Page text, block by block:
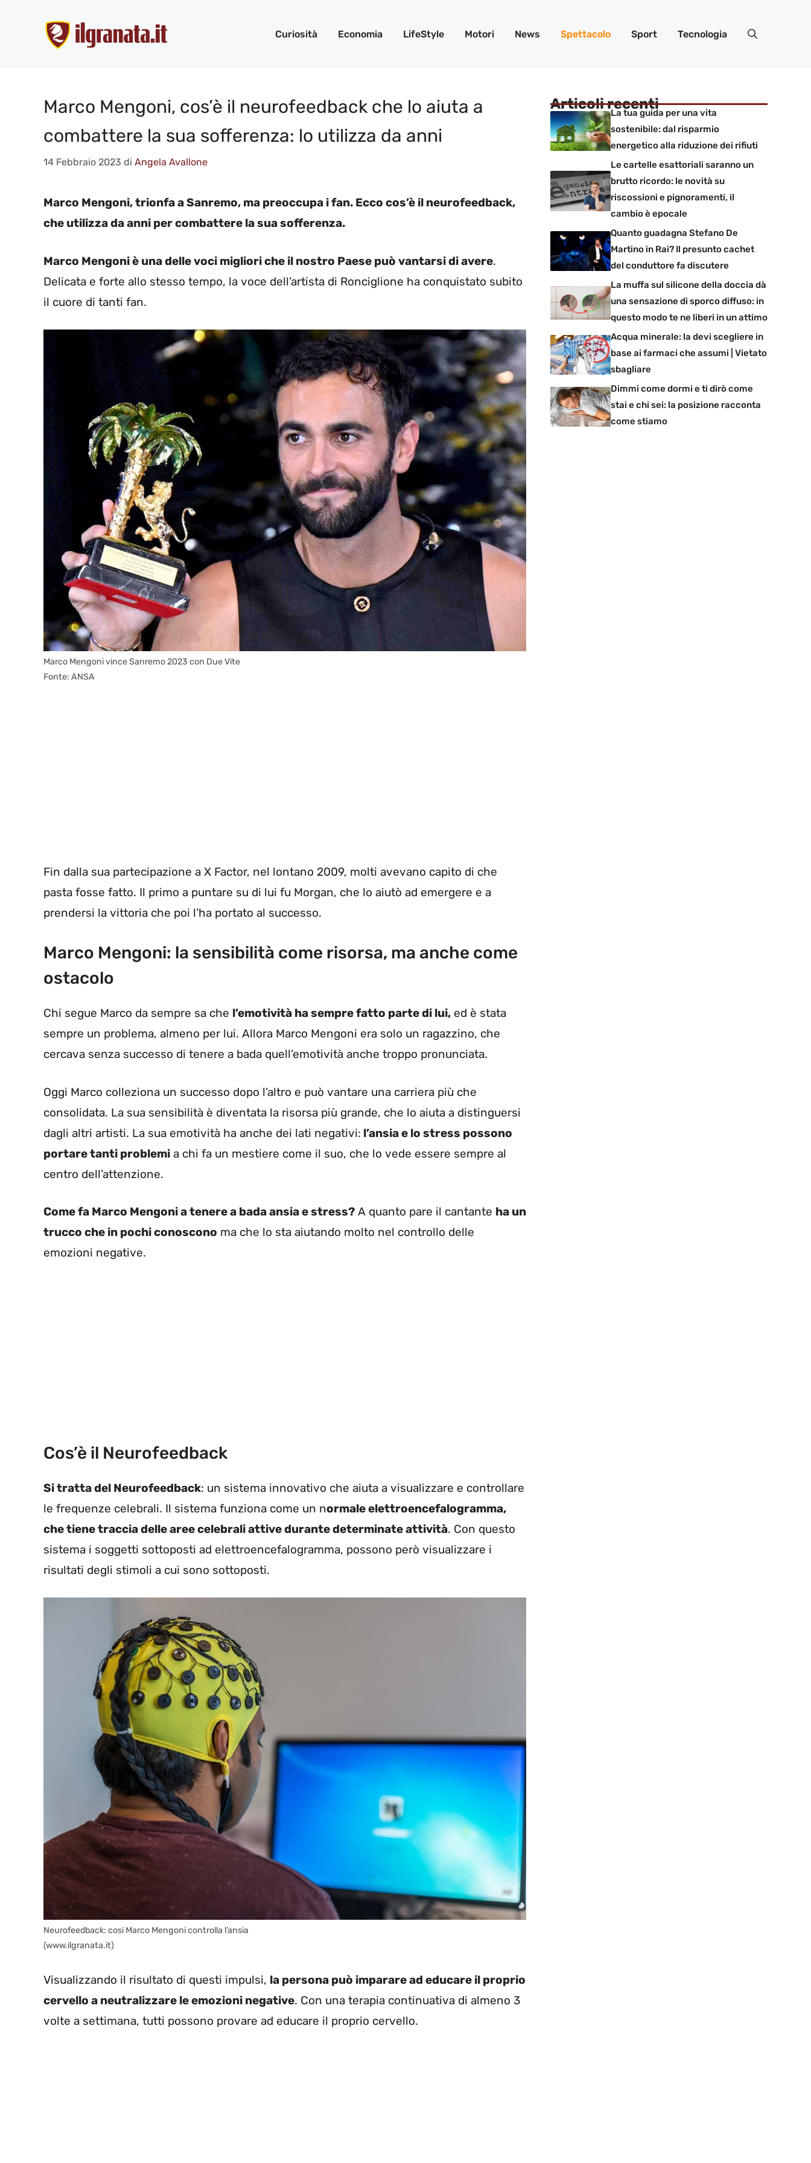
contenuto
Curiosità Economia LifeStyle Motori News Spettacolo Sport Tecnologia
Marco Mengoni, cos’è il neurofeedback che lo aiuta a
combattere la sua sofferenza: lo utilizza da anni
14 Febbraio 2023 di Angela Avallone
Marco Mengoni, trionfa a Sanremo, ma preoccupa i fan. Ecco cos’è il neurofeedback,
che utilizza da anni per combattere la sua sofferenza.
Marco Mengoni è una delle voci migliori che il nostro Paese può vantarsi di avere.
Delicata e forte allo stesso tempo, la voce dell’artista di Ronciglione ha conquistato subito
il cuore di tanti fan.
Marco Mengoni vince Sanremo 2023 con Due Vite
Fonte: ANSA
Fin dalla sua partecipazione a X Factor, nel lontano 2009, molti avevano capito di che
pasta fosse fatto. Il primo a puntare su di lui fu Morgan, che lo aiutò ad emergere e a
prendersi la vittoria che poi l’ha portato al successo.
Marco Mengoni: la sensibilità come risorsa, ma anche come
ostacolo
Chi segue Marco da sempre sa che l’emotività ha sempre fatto parte di lui, ed è stata
sempre un problema, almeno per lui. Allora Marco Mengoni era solo un ragazzino, che
cercava senza successo di tenere a bada quell’emotività anche troppo pronunciata.
Oggi Marco colleziona un successo dopo l’altro e può vantare una carriera più che
consolidata. La sua sensibilità è diventata la risorsa più grande, che lo aiuta a distinguersi
dagli altri artisti. La sua emotività ha anche dei lati negativi: l’ansia e lo stress possono
portare tanti problemi a chi fa un mestiere come il suo, che lo vede essere sempre al
centro dell’attenzione.
Come fa Marco Mengoni a tenere a bada ansia e stress? A quanto pare il cantante ha un
trucco che in pochi conoscono ma che lo sta aiutando molto nel controllo delle
emozioni negative.
Cos’è il Neurofeedback
Si tratta del Neurofeedback: un sistema innovativo che aiuta a visualizzare e controllare
le frequenze celebrali. Il sistema funziona come un normale elettroencefalogramma,
che tiene traccia delle aree celebrali attive durante determinate attività. Con questo
sistema i soggetti sottoposti ad elettroencefalogramma, possono però visualizzare i
risultati degli stimoli a cui sono sottoposti.
Neurofeedback: cosi Marco Mengoni controlla l’ansia
(www.ilgranata.it)
Visualizzando il risultato di questi impulsi, la persona può imparare ad educare il proprio
cervello a neutralizzare le emozioni negative. Con una terapia continuativa di almeno 3
volte a settimana, tutti possono provare ad educare il proprio cervello.
Articoli recenti
La tua guida per una vita
sostenibile: dal risparmio
energetico alla riduzione dei rifiuti
Le cartelle esattoriali saranno un
brutto ricordo: le novità su
riscossioni e pignoramenti, il
cambio è epocale
Quanto guadagna Stefano De
Martino in Rai? Il presunto cachet
del conduttore fa discutere
La muffa sul silicone della doccia dà
una sensazione di sporco diffuso: in
questo modo te ne liberi in un attimo
Acqua minerale: la devi scegliere in
base ai farmaci che assumi | Vietato
sbagliare
Dimmi come dormi e ti dirò come
stai e chi sei: la posizione racconta
come stiamo